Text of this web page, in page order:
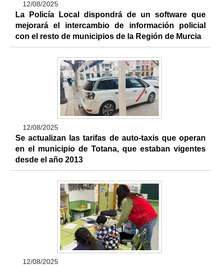
12/08/2025
La Policía Local dispondrá de un software que
mejorará el intercambio de información policial
con el resto de municipios de la Región de Murcia
12/08/2025
Se actualizan las tarifas de auto-taxis que operan
en el municipio de Totana, que estaban vigentes
desde el año 2013
12/08/2025